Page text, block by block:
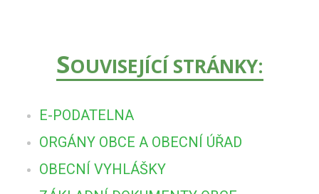
SOUVISEJÍCÍ STRÁNKY:
E-PODATELNA
ORGÁNY OBCE A OBECNÍ ÚŘAD
OBECNÍ VYHLÁŠKY